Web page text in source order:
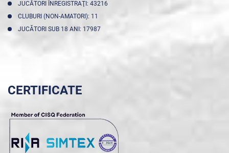
JUCĂTORI ÎNREGISTRAŢI: 43216
CLUBURI (NON-AMATORI): 11
JUCĂTORI SUB 18 ANI: 17987
CERTIFICATE